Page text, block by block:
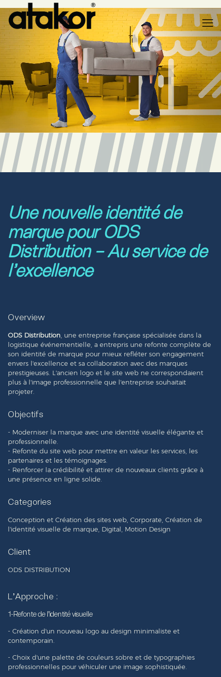
Une nouvelle identité de
marque pour ODS
Distribution – Au service de
l’excellence
Overview
ODS Distribution , une entreprise française spécialisée dans la
logistique événementielle, a entrepris une refonte complète de
son identité de marque pour mieux refléter son engagement
envers l'excellence et sa collaboration avec des marques
prestigieuses. L'ancien logo et le site web ne correspondaient
plus à l'image professionnelle que l'entreprise souhaitait
projeter.
Objectifs
- Moderniser la marque avec une identité visuelle élégante et
professionnelle.
- Refonte du site web pour mettre en valeur les services, les
partenaires et les témoignages.
- Renforcer la crédibilité et attirer de nouveaux clients grâce à
une présence en ligne solide.
Categories
Conception et Création des sites web, Corporate, Création de
l'identité visuelle de marque, Digital, Motion Design
Client
ODS DISTRIBUTION
L'Approche :
1-Refonte de l'identité visuelle
- Création d'un nouveau logo au design minimaliste et
contemporain.
- Choix d'une palette de couleurs sobre et de typographies
professionnelles pour véhiculer une image sophistiquée.